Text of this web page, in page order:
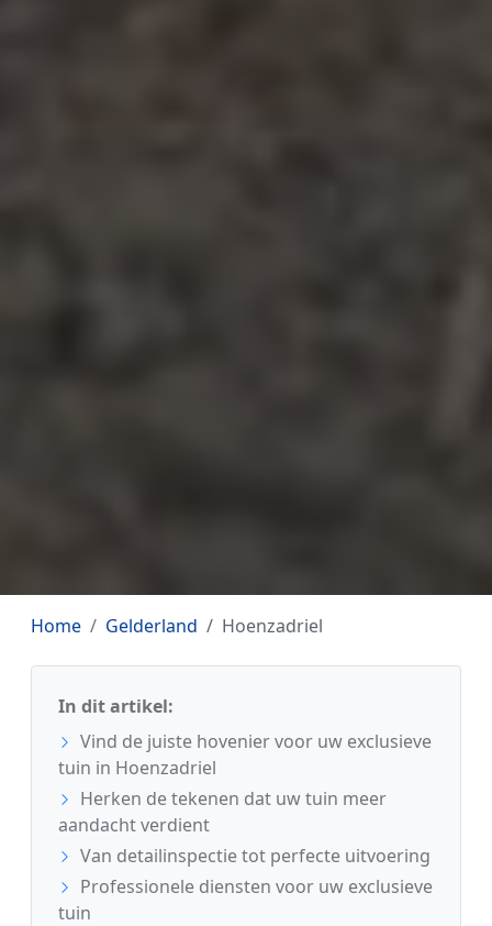
Home Gelderland Hoenzadriel
In dit artikel:
Vind de juiste hovenier voor uw exclusieve
tuin in Hoenzadriel
Herken de tekenen dat uw tuin meer
aandacht verdient
Van detailinspectie tot perfecte uitvoering
Professionele diensten voor uw exclusieve
tuin